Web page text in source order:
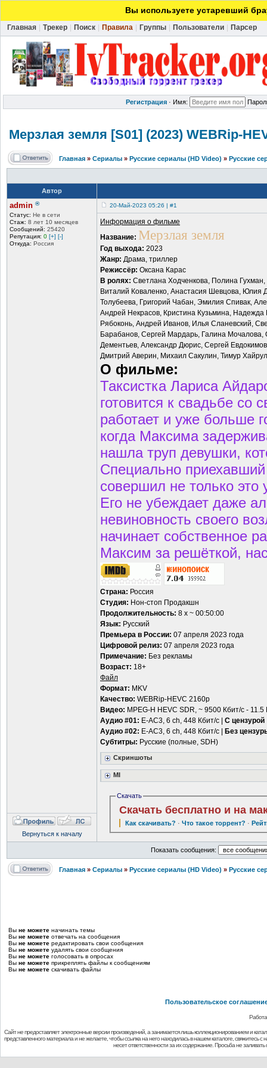
Вы используете устаревший
Главная Трекер Поиск Правила Группы Пользователи Парсер
Регистрация · Имя:
Мерзлая земля [S01] (2023) WEBRip-
Главная » Сериалы » Русские сериалы (HD Video) » Русские
Автор
admin ®
Статус: Не в сети
Стаж: 8 лет 10 месяцев
Сообщений: 25420
Репутация: 0 [+] [-]
Откуда: Россия
20-Май-2023 05:26 | #1
Информация о фильме
Название: Мерзлая земля
Год выхода: 2023
Жанр: Драма, триллер
Режиссёр: Оксана Карас
В ролях: Светлана Ходченкова, Полина
Виталий Коваленко, Анастасия Шевцова,
Толубеева, Григорий Чабан, Эмилия Спивак,
Андрей Некрасов, Кристина Кузьмина,
Рябоконь, Андрей Иванов, Илья Сланевский,
Барабанов, Сергей Мардарь, Галина
Дементьев, Александр Дюрис, Сергей
Дмитрий Аверин, Михаил Сакулин, Тимур
О фильме:
Таксистка Лариса
готовится к свадьбе
работает и уже больше
когда Максима
нашла труп девушки,
Специально
совершил не только это
Его не убеждает даже
невиновность своего
начинает собственное
Максим за решёткой,
Страна: Россия
Студия: Нон-стоп Продакшн
Продолжительность: 8 х ~ 00:50:00
Язык: Русский
Премьера в Росcии: 07 апреля 2023 года
Цифровой релиз: 07 апреля 2023 года
Примечание: Без рекламы
Возраст: 18+
Файл
Формат: MKV
Качество: WEBRip-HEVC 2160p
Видео: MPEG-H HEVC SDR, ~ 9500 Кбит/с -
Аудио #01: E-AC3, 6 ch, 448 Кбит/с | C цензурой
Аудио #02: E-AC3, 6 ch, 448 Кбит/с |
Без
Субтитры: Русские (полные, SDH)
Скриншоты
MI
Скачать
Скачать бесплатно и на
Как скачивать? · Что такое торрент? ·
Вернуться к началу
Показать сообщения:
Главная » Сериалы » Русские сериалы (HD Video) » Русские
Вы не можете начинать темы
Вы не можете отвечать на сообщения
Вы не можете редактировать свои сообщения
Вы не можете удалять свои сообщения
Вы не можете голосовать в опросах
Вы не можете прикреплять файлы к сообщениям
Вы не можете скачивать файлы
Пользовательское
Сайт не предоставляет электронные версии произведений, а занимается лишь коллекционированием и
представленного материала и не желаете, чтобы ссылка на него находилась в нашем каталоге,
несет ответственности за их содержание. Просьба не